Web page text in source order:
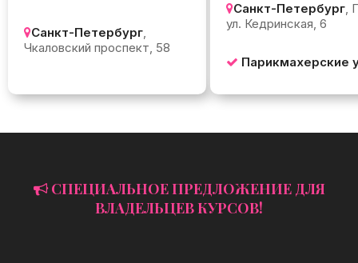
Санкт-Петербург,
Чкаловский проспект, 58
Санкт-Петербург,
ул. Кедринская, 6
Парикмахерские
СПЕЦИАЛЬНОЕ ПРЕДЛОЖЕНИЕ ДЛЯ
ВЛАДЕЛЬЦЕВ КУРСОВ!